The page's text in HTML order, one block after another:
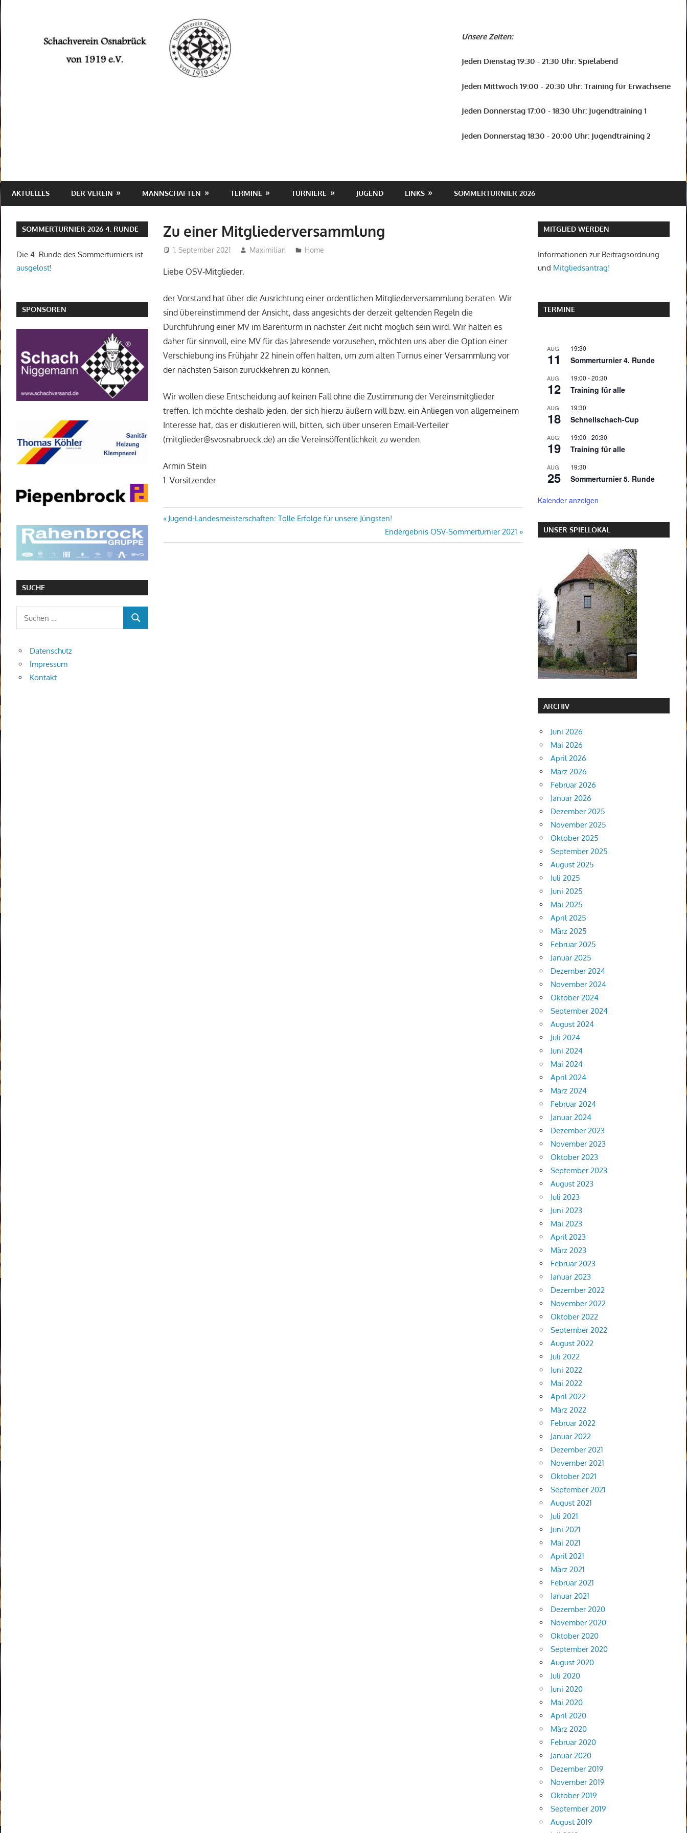
Zum
springen
Unsere Zeiten:
Jeden Dienstag 19:30 - 21:30 Uhr: Spielabend
Jeden Mittwoch 19:00 - 20:30 Uhr: Training für Erwachsene
Jeden Donnerstag 17:00 - 18:30 Uhr: Jugendtraining 1
Jeden Donnerstag 18:30 - 20:00 Uhr: Jugendtraining 2
AKTUELLES DER VEREIN MANNSCHAFTEN TERMINE TURNIERE JUGEND LINKS SOMMERTURNIER 2026
Zu einer Mitgliederversammlung
1. September 2021 Maximilian Home
Liebe OSV-Mitglieder,
der Vorstand hat über die Ausrichtung einer ordentlichen Mitgliederversammlung beraten. Wir
sind übereinstimmend der Ansicht, dass angesichts der derzeit geltenden Regeln die
Durchführung einer MV im Barenturm in nächster Zeit nicht möglich sein wird. Wir halten es
daher für sinnvoll, eine MV für das Jahresende vorzusehen, möchten uns aber die Option einer
Verschiebung ins Frühjahr 22 hinein offen halten, um zum alten Turnus einer Versammlung vor
der nächsten Saison zurückkehren zu können.
Wir wollen diese Entscheidung auf keinen Fall ohne die Zustimmung der Vereinsmitglieder
treffen. Ich möchte deshalb jeden, der sich hierzu äußern will bzw. ein Anliegen von allgemeinem
Interesse hat, das er diskutieren will, bitten, sich über unseren Email-Verteiler
(mitglieder@svosnabrueck.de) an die Vereinsöffentlichkeit zu wenden.
Armin Stein
1. Vorsitzender
Beitragsnavigation
Vorheriger
Jugend-Landesmeisterschaften: Tolle Erfolge für unsere Jüngsten!
Nächster
Beitrag:
Endergebnis OSV-Sommerturnier 2021
SOMMERTURNIER 2026 4. RUNDE
Die 4. Runde des Sommerturniers ist
ausgelost!
SPONSOREN
SUCHE
SUCHEN
Datenschutz
Impressum
Kontakt
MITGLIED WERDEN
Informationen zur Beitragsordnung
und Mitgliedsantrag!
TERMINE
AUG.
11
19:30
Sommerturnier 4. Runde
AUG.
12
19:00 -20:30
Training für alle
AUG.
18
19:30
Schnellschach-Cup
AUG.
19
19:00 -20:30
Training für alle
AUG.
25
19:30
Sommerturnier 5. Runde
Kalender anzeigen
UNSER SPIELLOKAL
ARCHIV
Juni 2026
Mai 2026
April 2026
März 2026
Februar 2026
Januar 2026
Dezember 2025
November 2025
Oktober 2025
September 2025
August 2025
Juli 2025
Juni 2025
Mai 2025
April 2025
März 2025
Februar 2025
Januar 2025
Dezember 2024
November 2024
Oktober 2024
September 2024
August 2024
Juli 2024
Juni 2024
Mai 2024
April 2024
März 2024
Februar 2024
Januar 2024
Dezember 2023
November 2023
Oktober 2023
September 2023
August 2023
Juli 2023
Juni 2023
Mai 2023
April 2023
März 2023
Februar 2023
Januar 2023
Dezember 2022
November 2022
Oktober 2022
September 2022
August 2022
Juli 2022
Juni 2022
Mai 2022
April 2022
März 2022
Februar 2022
Januar 2022
Dezember 2021
November 2021
Oktober 2021
September 2021
August 2021
Juli 2021
Juni 2021
Mai 2021
April 2021
März 2021
Februar 2021
Januar 2021
Dezember 2020
November 2020
Oktober 2020
September 2020
August 2020
Juli 2020
Juni 2020
Mai 2020
April 2020
März 2020
Februar 2020
Januar 2020
Dezember 2019
November 2019
Oktober 2019
September 2019
August 2019